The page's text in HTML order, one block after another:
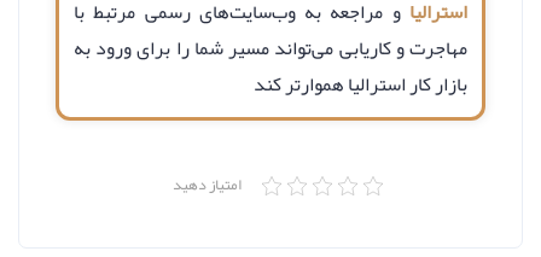
استرالیا و مراجعه به وب‌سایت‌های رسمی مرتبط با
مهاجرت و کاریابی می‌تواند مسیر شما را برای ورود به
بازار کار استرالیا هموارتر کند
امتیاز دهید